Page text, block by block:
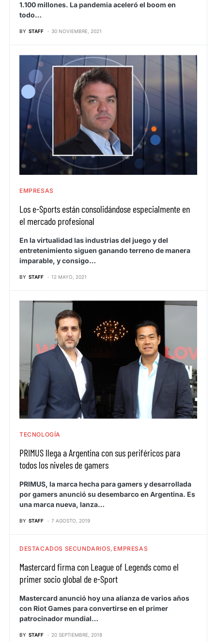
1.100 millones. La pandemia aceleró el boom en
todo…
BY STAFF 30 NOVIEMBRE, 2021
EMPRESAS
Los e-Sports están consolidándose especialmente en
el mercado profesional
En la virtualidad las industrias del juego y del
entretenimiento siguen ganando terreno de manera
imparable, y consigo…
BY STAFF 12 MAYO, 2021
TECNOLOGÍA
PRIMUS llega a Argentina con sus periféricos para
todos los niveles de gamers
PRIMUS, la marca hecha para gamers y desarrollada
por gamers anunció su desembarco en Argentina. Es
una marca nueva, lanza…
BY STAFF 7 AGOSTO, 2019
DESTACADOS SECUNDARIOS EMPRESAS
Mastercard firma con League of Legends como el
primer socio global de e-Sport
Mastercard anunció hoy una alianza de varios años
con Riot Games para convertirse en el primer
patrocinador mundial…
BY STAFF 20 SEPTIEMBRE, 2018